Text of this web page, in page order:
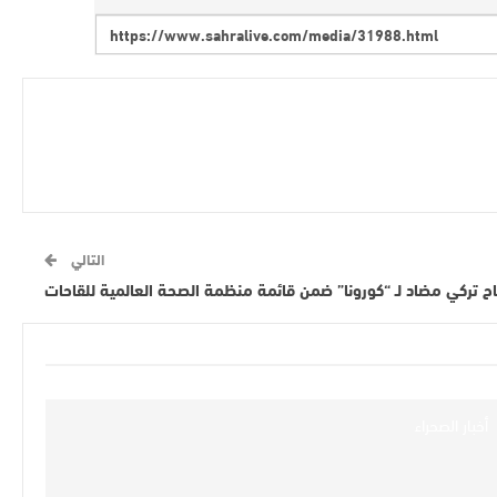
التالي
تركي مضاد لـ “كورونا” ضمن قائمة منظمة الصحة العالمية للقاحات